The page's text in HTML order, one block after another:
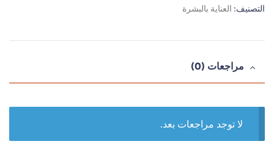
التصنيف: العناية بالبشرة
مراجعات (0)
لا توجد مراجعات بعد.